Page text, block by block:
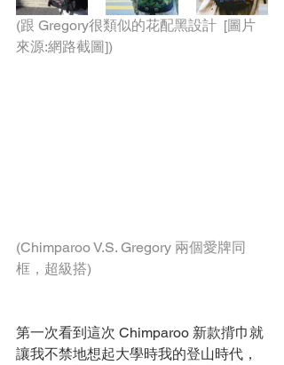
(跟 Gregory很類似的花配黑設計  [圖片
來源:網路截圖])
(Chimparoo V.S. Gregory 兩個愛牌同
框，超級搭)
第一次看到這次 Chimparoo 新款揹巾就
讓我不禁地想起大學時我的登山時代，